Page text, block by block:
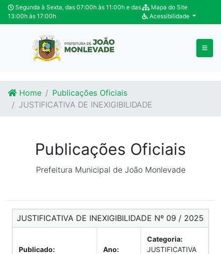
Ir para o conteúdo
Ir para o fim do conteúdo
Segunda à Sexta, das 07:00h às 11:00h e das
13:00h às 17:00h
Mapa do Site
Acessibilidade
Home
Publicações Oficiais
JUSTIFICATIVA DE INEXIGIBILIDADE
Publicações Oficiais
Prefeitura Municipal de João Monlevade
JUSTIFICATIVA DE INEXIGIBILIDADE Nº 09 / 2025
Publicado:
Ano:
Categoria:
JUSTIFICATIVA